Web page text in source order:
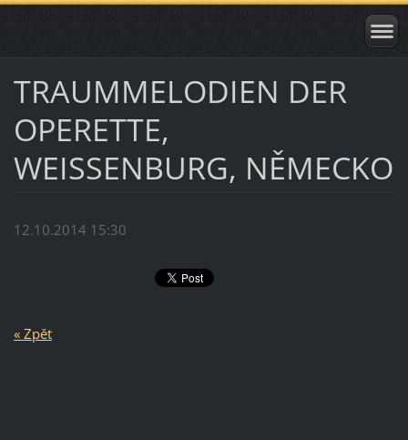
TRAUMMELODIEN DER
OPERETTE,
WEISSENBURG, NĚMECKO
12.10.2014 15:30
« Zpět